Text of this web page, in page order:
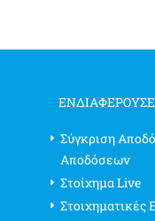
Σύγκριση
Αποδόσεων
Στοίχημα Live
Στοιχηματικές